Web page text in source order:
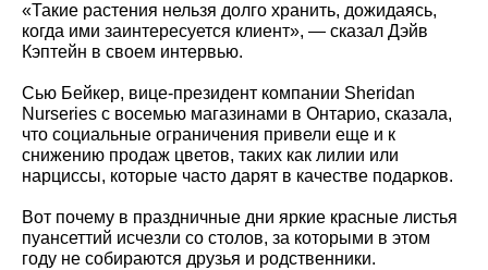
«Такие растения нельзя долго хранить, дожидаясь,
когда ими заинтересуется клиент», — сказал Дэйв
Кэптейн в своем интервью.
Сью Бейкер, вице-президент компании Sheridan
Nurseries с восемью магазинами в Онтарио, сказала,
что социальные ограничения привели еще и к
снижению продаж цветов, таких как лилии или
нарциссы, которые часто дарят в качестве подарков.
Вот почему в праздничные дни яркие красные листья
пуансеттий исчезли со столов, за которыми в этом
году не собираются друзья и родственники.